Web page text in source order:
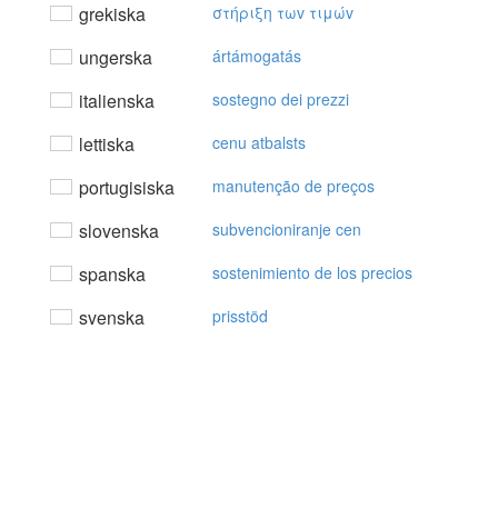
grekiska στήριξη τωv τιμώv
ungerska ártámogatás
italienska sostegno dei prezzi
lettiska cenu atbalsts
portugisiska manutenção de preços
slovenska subvencioniranje cen
spanska sostenimiento de los precios
svenska prisstöd